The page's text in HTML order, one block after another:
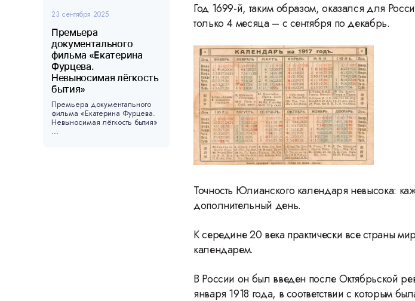
23 сентября 2025
Премьера
документального
фильма «Екатерина
Фурцева.
Невыносимая лёгкость
бытия»
Премьера документального
фильма «Екатерина Фурцева.
Невыносимая лёгкость бытия»
...
Год 1699-й, таким образом, оказался для
только 4 месяца – с сентября по декабрь.
Точность Юлианского календаря невысока:
дополнительный день.
К середине 20 века практически все страны
календарем.
В России он был введен после Октябрьской
января 1918 года, в соответствии с которым